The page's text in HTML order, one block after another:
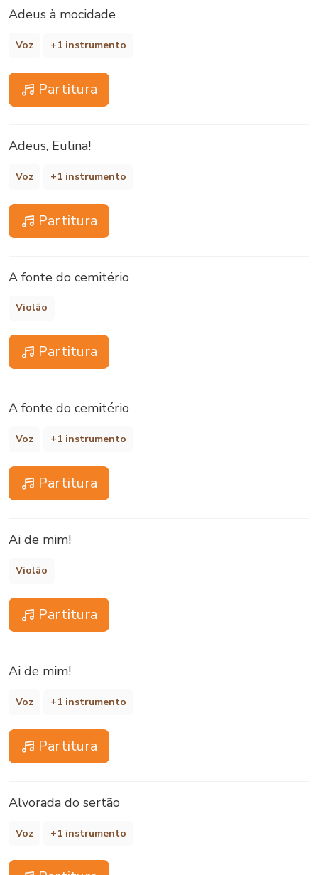
Adeus à mocidade
Voz +1 instrumento
Partitura
Adeus, Eulina!
Voz +1 instrumento
Partitura
A fonte do cemitério
Violão
Partitura
A fonte do cemitério
Voz +1 instrumento
Partitura
Ai de mim!
Violão
Partitura
Ai de mim!
Voz +1 instrumento
Partitura
Alvorada do sertão
Voz +1 instrumento